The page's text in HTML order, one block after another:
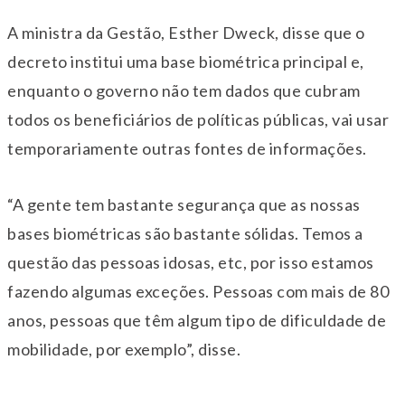
A ministra da Gestão, Esther Dweck, disse que o
decreto institui uma base biométrica principal e,
enquanto o governo não tem dados que cubram
todos os beneficiários de políticas públicas, vai usar
temporariamente outras fontes de informações.
“A gente tem bastante segurança que as nossas
bases biométricas são bastante sólidas. Temos a
questão das pessoas idosas, etc, por isso estamos
fazendo algumas exceções. Pessoas com mais de 80
anos, pessoas que têm algum tipo de dificuldade de
mobilidade, por exemplo”, disse.